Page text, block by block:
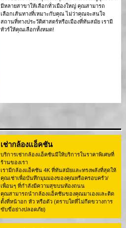
มีหลายสาขาให้เลือกทั่วเมืองใหญ่ คุณสามารถ
เลือกเส้นทางที่เหมาะกับคุณ ไม่ว่าคุณจะสนใจ
สถานที่ทางประวัติศาสตร์หรือเมืองที่ทันสมัย เรามี
ทัวร์ให้คุณเลือกทั้งหมด!
เช่ากล้องแอ็คชัน
บริการเช่ากล้องแอ็คชันมีให้บริการในราคาพิเศษที่
ร้านของเรา
เรามีกล้องแอ็คชัน 4K ที่ทันสมัยและทรงพลังที่สุดให้
คุณเช่าเพื่อบันทึกมุมมองของคุณหรือครอบครัว/
เพื่อนๆ ที่กำลังมีความสุขบนท้องถนน
คุณสามารถนำกล้องแอ็คชันของคุณมาเองและติด
ตั้งที่หน้าอก หัว หรือตัว (ตราบใดที่ไม่กีดขวางการ
ขับขี่อย่างปลอดภัย)